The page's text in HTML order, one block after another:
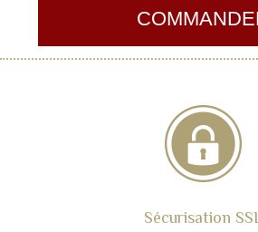
Sécurisation SSL